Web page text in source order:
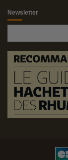
Newsletter